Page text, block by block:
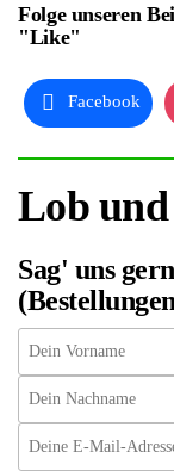
Folge unseren
"Like"
Facebook
Lob und
Sag' uns